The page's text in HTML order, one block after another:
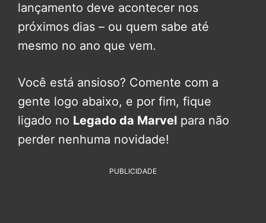
lançamento deve acontecer nos
próximos dias – ou quem sabe até
mesmo no ano que vem.
Você está ansioso? Comente com a
gente logo abaixo, e por fim, fique
ligado no Legado da Marvel para não
perder nenhuma novidade!
PUBLICIDADE